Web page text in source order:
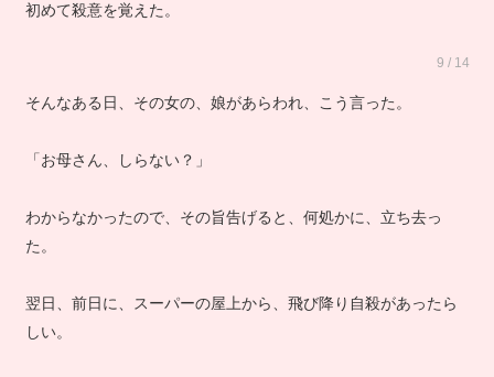
初めて殺意を覚えた。
9 / 14
そんなある日、その女の、娘があらわれ、こう言った。
「お母さん、しらない？」
わからなかったので、その旨告げると、何処かに、立ち去っ
た。
翌日、前日に、スーパーの屋上から、飛び降り自殺があったら
しい。